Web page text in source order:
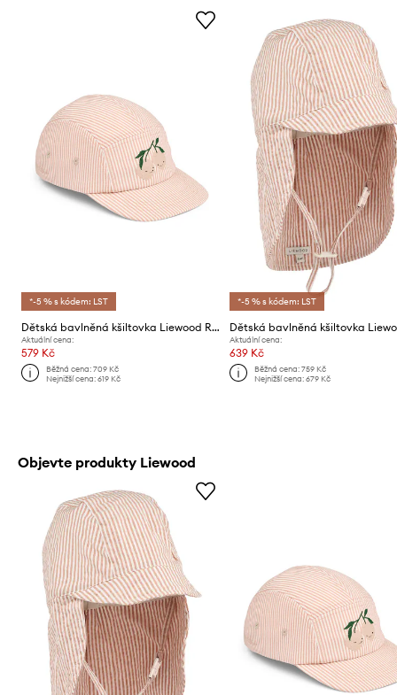
*-5 % s kódem: LST
Dětská bavlněná kšiltovka Liewood Rory Seersucker Cap
Aktuální cena:
579 Kč
Běžná cena:709 Kč
Nejnižší cena:619 Kč
*-5 % s kódem: LST
Aktuální cena:
639 Kč
Běžná cena: 759 Kč
Nejnižší cena: 679 Kč
Objevte produkty Liewood